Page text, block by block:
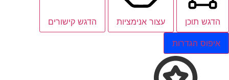
הדגש תוכן עצור אנימציות הדגש קישורים
איפוס הגדרות